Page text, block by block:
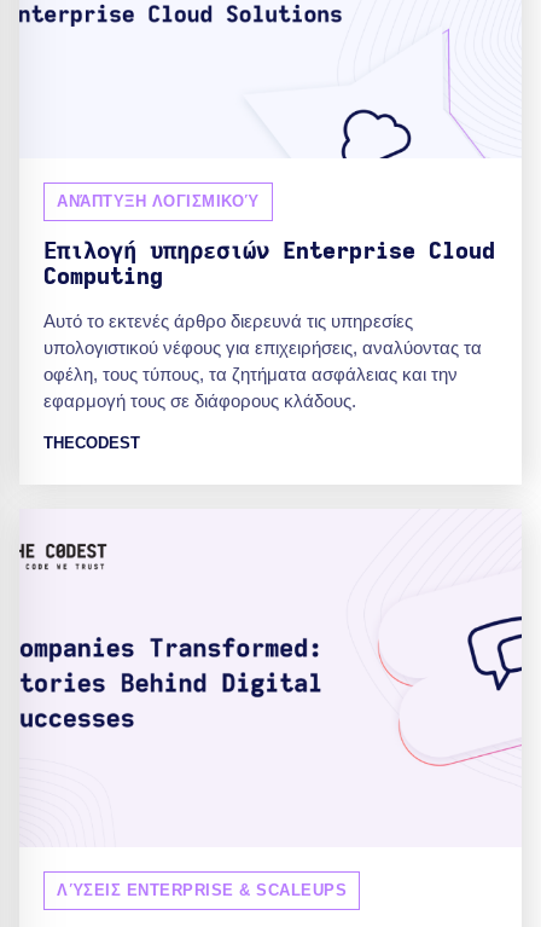
ΑΝΆΠΤΥΞΗ ΛΟΓΙΣΜΙΚΟΎ
Επιλογή υπηρεσιών Enterprise Cloud
Computing
Αυτό το εκτενές άρθρο διερευνά τις υπηρεσίες
υπολογιστικού νέφους για επιχειρήσεις, αναλύοντας τα
οφέλη, τους τύπους, τα ζητήματα ασφάλειας και την
εφαρμογή τους σε διάφορους κλάδους.
THECODEST
ΛΎΣΕΙΣ ENTERPRISE & SCALEUPS